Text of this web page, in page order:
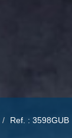
Ref. : 3598GUB